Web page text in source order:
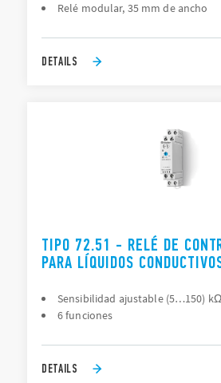
Relé modular, 35 mm de ancho
DETAILS
TIPO 72.51 - RELÉ DE
PARA LÍQUIDOS
Sensibilidad ajustable (5…150) kΩ
6 funciones
DETAILS